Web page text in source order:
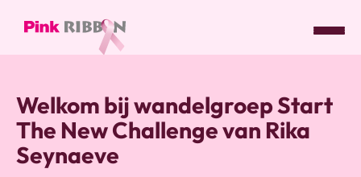
logo
-
link
naar
Welkom bij wandelgroep Start
The New Challenge van Rika
Seynaeve